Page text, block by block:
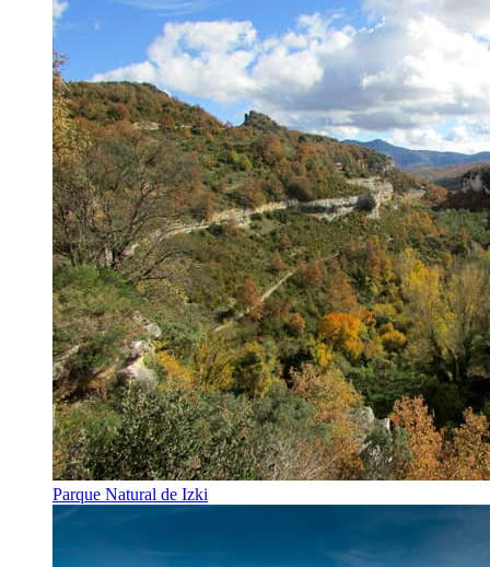
Parque Natural de Izki